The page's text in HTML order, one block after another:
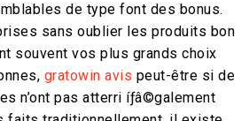
de type font des bonus.
sans oublier les produits bon
souvent vos plus grands choix
gratowin avis peut-être si de
n’ont pas atterri íƒâ©galement